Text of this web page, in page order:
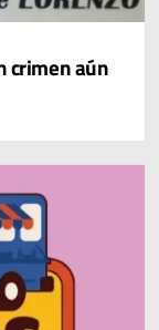
crimen aún